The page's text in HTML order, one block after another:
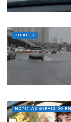
CIDADES
NOTÍCIAS GERAIS DO RN